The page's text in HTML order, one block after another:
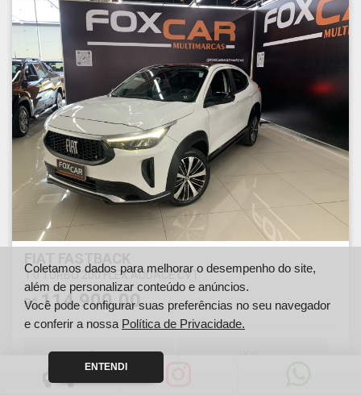
1.0 TURBO 200 FLEX AUDACE CVT
R$114.900,00
Ano
2024
Coletamos dados para melhorar o desempenho do site,
além de personalizar conteúdo e anúncios.
Você pode configurar suas preferências no seu navegador
e conferir a nossa Política de Privacidade.
ENTENDI